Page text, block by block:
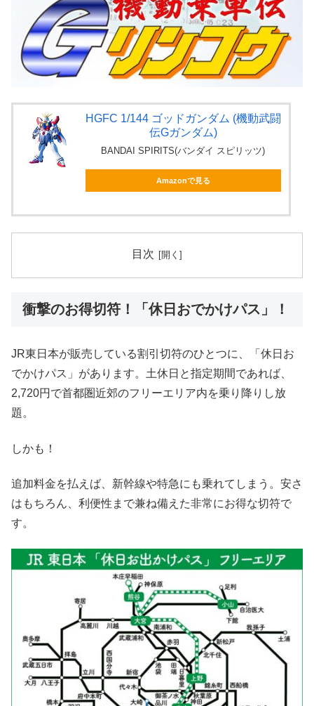
HGFC 1/144 ゴッドガンダム (機動武闘
伝Gガンダム)
BANDAI SPIRITS(バンダイ スピリッツ)
Amazonで見る
目次
衝撃のお得切符！「休日おでかけパス」！
JR東日本が販売している割引切符のひとつに、「休日お
でかけパス」があります。土休日と指定期間であれば、
2,720円で首都圏近郊のフリーエリア内を乗り降りし放
題。
しかも！
追加料金を払えば、新幹線や特急にも乗れてしまう。安さ
はもちろん、利便性まで兼ね備えた非常にお得な切符で
す。